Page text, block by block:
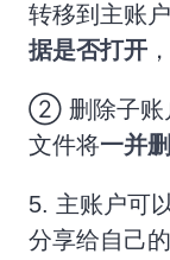
转移到主账
据是否打开
② 删除子账
文件将一并
5. 主账户可
分享给自己